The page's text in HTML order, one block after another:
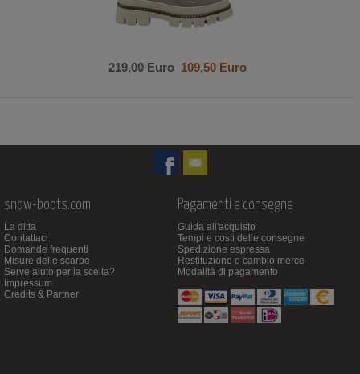
219,00 Euro109,50 Euro
snow-boots.com
La ditta
Contattaci
Domande frequenti
Misure delle scarpe
Serve aiuto per la scelta?
Impressum
Credits & Partner
Pagamenti e consegne
Guida all'acquisto
Tempi e costi delle consegne
Spedizione espressa
Restituzione o cambio merce
Modalità di pagamento